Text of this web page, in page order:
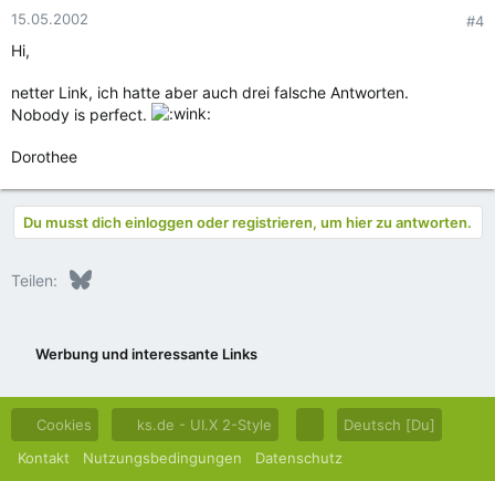
15.05.2002 #4
Hi,
netter Link, ich hatte aber auch drei falsche Antworten.
Nobody is perfect.
Dorothee
Du musst dich einloggen oder registrieren, um hier zu antworten.
Teilen: Bluesky
Werbung und interessante Links
Cookies ks.de - UI.X 2-Style
Deutsch [Du]
Kontakt
Nutzungsbedingungen
Datenschutz